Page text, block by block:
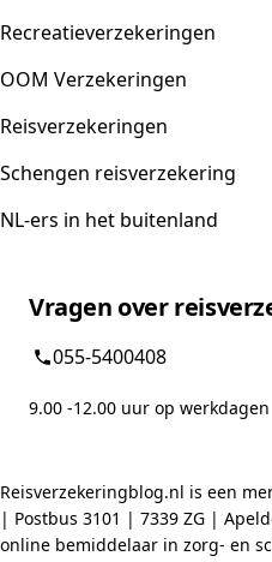
Recreatieverzekeringen
OOM Verzekeringen
Reisverzekeringen
Schengen reisverzekering
NL-ers in het buitenland
Vragen over
055-5400408
9.00 -12.00 uur op werkdagen
Reisverzekeringblog.nl is een
| Postbus 3101 | 7339 ZG |
online bemiddelaar in zorg- en